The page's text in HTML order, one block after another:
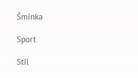
Šminka
Sport
Stil